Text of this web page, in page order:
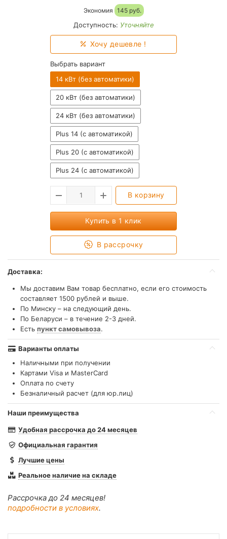
Экономия 145 руб.
Доступность: Уточняйте
Хочу дешевле !
Выбрать вариант
14 кВт (без автоматики)
20 кВт (без автоматики)
24 кВт (без автоматики)
Plus 14 (с автоматикой)
Plus 20 (с автоматикой)
Plus 24 (с автоматикой)
В корзину
Купить в 1 клик
В рассрочку
Доставка:
Мы доставим Вам товар бесплатно, если его стоимость
составляет 1500 рублей и выше.
По Минску – на следующий день.
По Беларуси – в течение 2-3 дней.
Есть пункт самовывоза.
Варианты оплаты
Наличными при получении
Картами Visa и MasterCard
Оплата по счету
Безналичный расчет (для юр.лиц)
Наши преимущества
Удобная рассрочка до 24 месяцев
Официальная гарантия
Лучшие цены
Реальное наличие на складе
Рассрочка до 24 месяцев!
подробности в условиях.